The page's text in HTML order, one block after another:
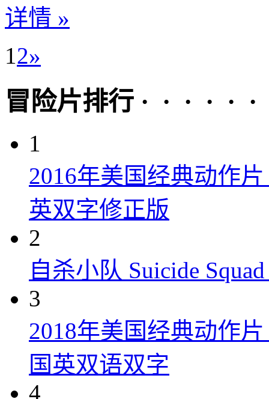
详情 »
1 2»
冒险片排行 · · · · · ·
1
2016年美国经典动作
英双字修正版
2
自杀小队 Suicide
3
2018年美国经典动作
国英双语双字
4